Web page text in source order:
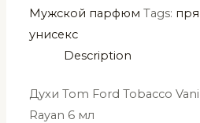
Мужской парфюм Tags:
унисекс
Description
Духи Tom Ford Tobacco
Rayan 6 мл